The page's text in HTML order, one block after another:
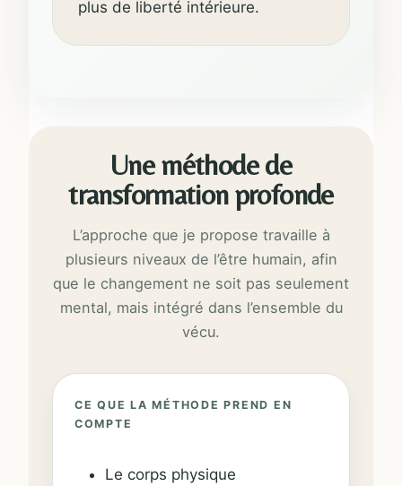
plus de liberté intérieure.
Une méthode de
transformation profonde
L’approche que je propose travaille à
plusieurs niveaux de l’être humain, afin
que le changement ne soit pas seulement
mental, mais intégré dans l’ensemble du
vécu.
CE QUE LA MÉTHODE PREND EN
COMPTE
Le corps physique